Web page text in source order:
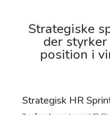
Strategiske
der styrker
position i
Strategisk HR